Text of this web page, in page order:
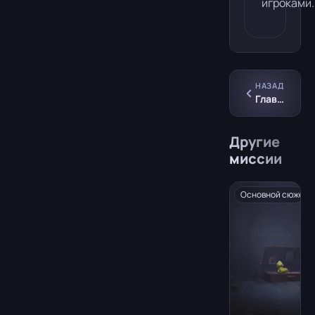
НАЗАД
Глава 4: Гостевая зона
Другие
миссии
Основной сюжет